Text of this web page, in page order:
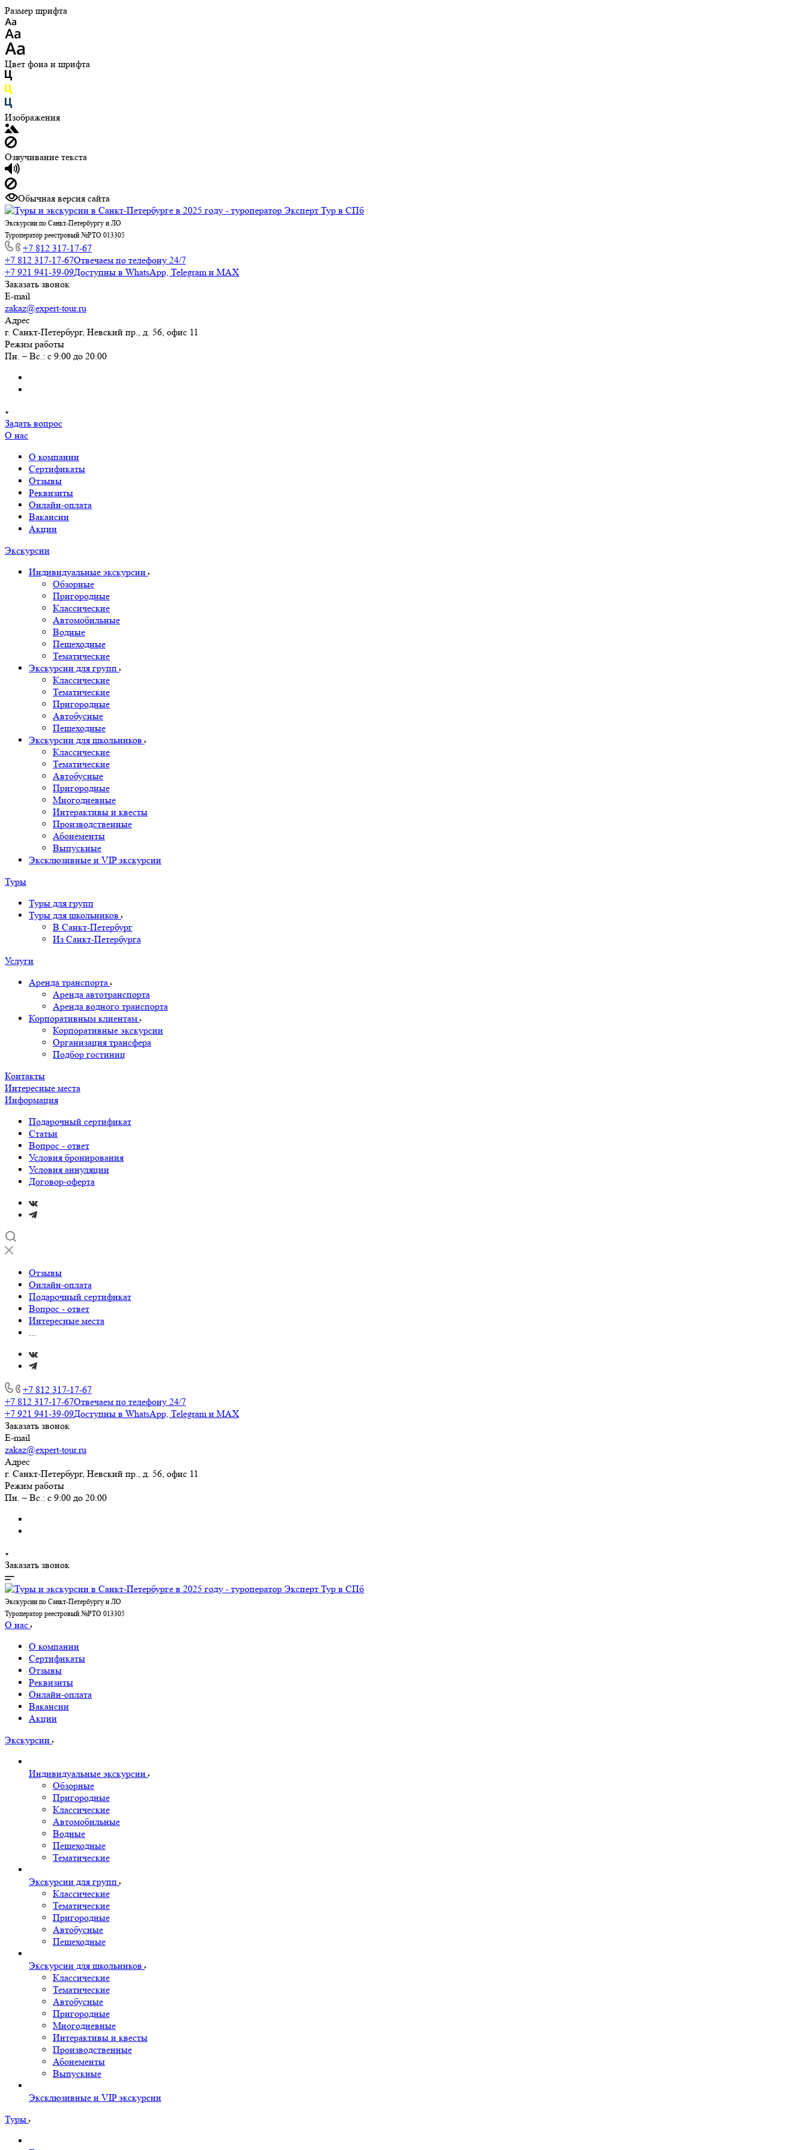
Размер шрифта
Цвет фона и шрифта
Изображения
Озвучивание текста
Обычная версия сайта
Экскурсии по Санкт-Петербургу и ЛО
Туроператор реестровый №РТО 013305
+7 812 317-17-67
+7 812 317-17-67Отвечаем по телефону 24/7
+7 921 941-39-09Доступны в WhatsApp, Telegram и MAX
Заказать звонок
E-mail
zakaz@expert-tour.ru
Адрес
г. Санкт-Петербург, Невский пр., д. 56, офис 11
Режим работы
Пн. – Вс.: с 9:00 до 20:00
Задать вопрос
О нас
О компании
Сертификаты
Отзывы
Реквизиты
Онлайн-оплата
Вакансии
Акции
Экскурсии
Индивидуальные экскурсии
Обзорные
Пригородные
Классические
Автомобильные
Водные
Пешеходные
Тематические
Экскурсии для групп
Классические
Тематические
Пригородные
Автобусные
Пешеходные
Экскурсии для школьников
Классические
Тематические
Автобусные
Пригородные
Многодневные
Интерактивы и квесты
Производственные
Абонементы
Выпускные
Эксклюзивные и VIP экскурсии
Туры
Туры для групп
Туры для школьников
В Санкт-Петербург
Из Санкт-Петербурга
Услуги
Аренда транспорта
Аренда автотранспорта
Аренда водного транспорта
Корпоративным клиентам
Корпоративные экскурсии
Организация трансфера
Подбор гостиниц
Контакты
Интересные места
Информация
Подарочный сертификат
Статьи
Вопрос - ответ
Условия бронирования
Условия аннуляции
Договор-оферта
Отзывы
Онлайн-оплата
Подарочный сертификат
Вопрос - ответ
Интересные места
...
+7 812 317-17-67
+7 812 317-17-67Отвечаем по телефону 24/7
+7 921 941-39-09Доступны в WhatsApp, Telegram и MAX
Заказать звонок
E-mail
zakaz@expert-tour.ru
Адрес
г. Санкт-Петербург, Невский пр., д. 56, офис 11
Режим работы
Пн. – Вс.: с 9:00 до 20:00
Заказать звонок
Экскурсии по Санкт-Петербургу и ЛО
Туроператор реестровый №РТО 013305
О нас
О компании
Сертификаты
Отзывы
Реквизиты
Онлайн-оплата
Вакансии
Акции
Экскурсии
Индивидуальные экскурсии
Обзорные
Пригородные
Классические
Автомобильные
Водные
Пешеходные
Тематические
Экскурсии для групп
Классические
Тематические
Пригородные
Автобусные
Пешеходные
Экскурсии для школьников
Классические
Тематические
Автобусные
Пригородные
Многодневные
Интерактивы и квесты
Производственные
Абонементы
Выпускные
Эксклюзивные и VIP экскурсии
Туры